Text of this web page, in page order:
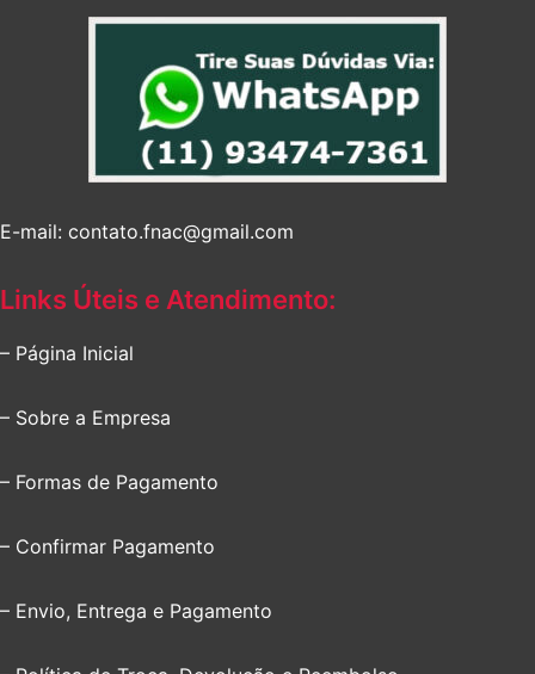
E-mail: contato.fnac@gmail.com
Links Úteis e Atendimento:
– Página Inicial
– Sobre a Empresa
– Formas de Pagamento
– Confirmar Pagamento
– Envio, Entrega e Pagamento